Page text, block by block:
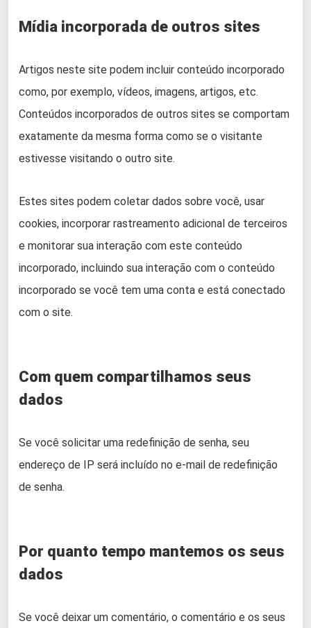
Mídia incorporada de outros sites
Artigos neste site podem incluir conteúdo incorporado
como, por exemplo, vídeos, imagens, artigos, etc.
Conteúdos incorporados de outros sites se comportam
exatamente da mesma forma como se o visitante
estivesse visitando o outro site.
Estes sites podem coletar dados sobre você, usar
cookies, incorporar rastreamento adicional de terceiros
e monitorar sua interação com este conteúdo
incorporado, incluindo sua interação com o conteúdo
incorporado se você tem uma conta e está conectado
com o site.
Com quem compartilhamos seus
dados
Se você solicitar uma redefinição de senha, seu
endereço de IP será incluído no e-mail de redefinição
de senha.
Por quanto tempo mantemos os seus
dados
Se você deixar um comentário, o comentário e os seus